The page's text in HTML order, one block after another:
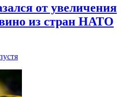
от увеличения
из стран НАТО